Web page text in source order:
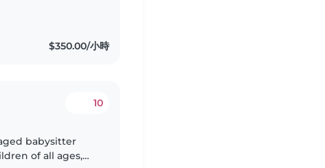
$350.00/小時
10
babysitter
of all ages,